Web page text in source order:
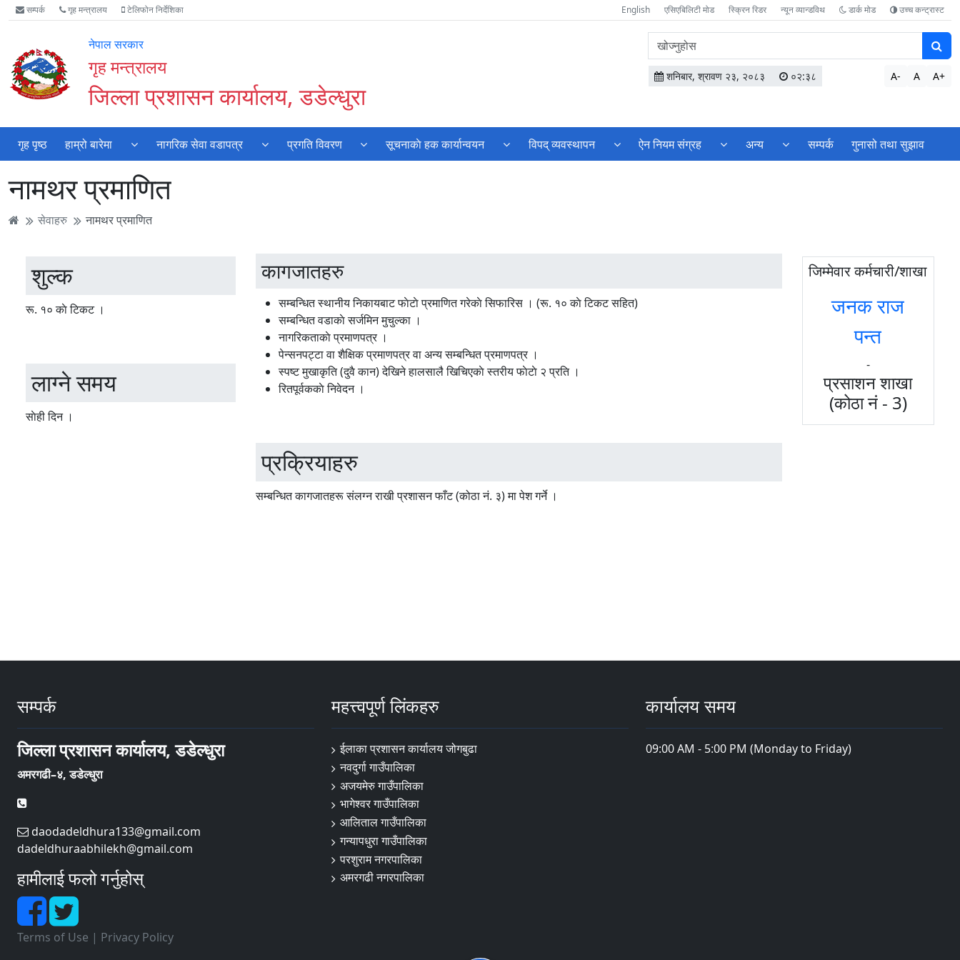
Accessibility
Mode
गर्नुहोस्
मुख्य
सामाग्री
मुख्य
नेभिगेसन
वेबसाइट
खोजमा
सम्पर्क गृह मन्त्रालय टेलिफोन निर्देशिका English एसिएबिलिटी मोड स्क्रिन रिडर न्यून व्यान्डविथ डार्क मोड उच्च कन्ट्रास्ट
नेपाल सरकार
गृह मन्त्रालय
जिल्ला प्रशासन कार्यालय, डडेल्धुरा
वेबसाइटमा
सामग्री
खोज्नुहोस
शनिबार, श्रावण २३, २०८३ ०२:३८ A- A A+
गृह पृष्ठ हाम्रो बारेमा नागरिक सेवा वडापत्र प्रगति विवरण सूचनाकाे हक कार्यान्वयन विपद् व्यवस्थापन ऐन नियम संग्रह अन्य सम्पर्क गुनासो तथा सुझाव
नामथर प्रमाणित
सेवाहरु नामथर प्रमाणित
शुल्क
रू. १० काे टिकट ।
लाग्ने समय
साेही दिन ।
कागजातहरु
सम्बन्धित स्थानीय निकायबाट फाेटाे प्रमाणित गरेकाे सिफारिस । (रू. १० काे टिकट सहित)
सम्बन्धित वडाकाे सर्जमिन मुचुल्का ।
नागरिकताकाे प्रमाणपत्र ।
पेन्सनपट्टा वा शैक्षिक प्रमाणपत्र वा अन्य सम्बन्धित प्रमाणपत्र ।
स्पष्ट मुखाकृति (दुवै कान) देखिने हालसालै खिचिएकाे स्तरीय फाेटाे २ प्रति ।
रितपूर्वककाे निवेदन ।
प्रक्रियाहरु
सम्बन्धित कागजातहरू संलग्न राखी प्रशासन फाँट (कोठा नं. ३) मा पेश गर्ने ।
जिम्मेवार कर्मचारी/शाखा
जनक राज
पन्त
-
प्रसाशन शाखा
(कोठा नं - 3)
सम्पर्क
जिल्ला प्रशासन कार्यालय, डडेल्धुरा
अमरगढी–४, डडेल्धुरा
daodadeldhura133@gmail.com
dadeldhuraabhilekh@gmail.com
हामीलाई फलो गर्नुहोस्
Terms of Use | Privacy Policy
महत्त्वपूर्ण लिंकहरु
ईलाका प्रशासन कार्यालय जोगबुढा
नवदुर्गा गाउँपालिका
अजयमेरु गाउँपालिका
भागेश्वर गाउँपालिका
आलिताल गाउँपालिका
गन्यापधुरा गाउँपालिका
परशुराम नगरपालिका
अमरगढी नगरपालिका
कार्यालय समय
09:00 AM - 5:00 PM (Monday to Friday)